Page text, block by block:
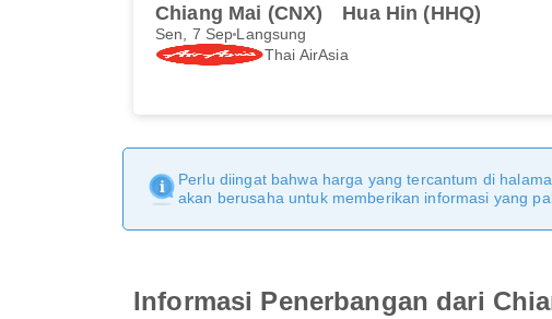
Chiang Mai (CNX) Hua Hin (HHQ)
Sen, 7 Sep Langsung
Thai AirAsia
Perlu diingat bahwa harga yang tercantum di
akan berusaha untuk memberikan informasi yang
Informasi Penerbangan dari